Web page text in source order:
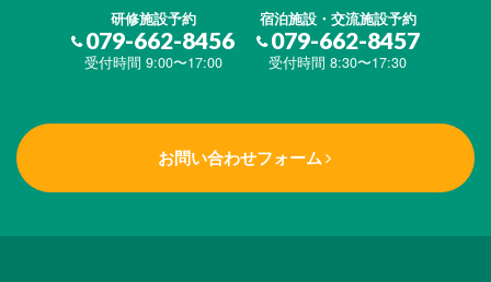
研修施設予約
079-662-8456
受付時間 9:00〜17:00
宿泊施設・交流施設予約
079-662-8457
受付時間 8:30〜17:30
お問い合わせフォーム